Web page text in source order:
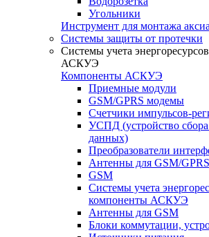
Угольники
Инструмент для монтажа
Системы защиты от протечки
Системы учета
АСКУЭ
Компоненты АСКУЭ
Приемные модули
GSM/GPRS модемы
Счетчики импульсов-
УСПД (устройство сбора
данных)
Преобразователи
Антенны для GSM/
GSM
Системы учета
компоненты АСКУЭ
Антенны для GSM
Блоки коммутации,